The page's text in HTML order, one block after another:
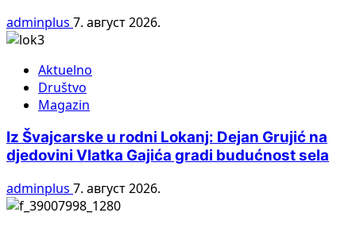
adminplus 7. август 2026.
Aktuelno
Društvo
Magazin
Iz Švajcarske u rodni Lokanj: Dejan Grujić na
djedovini Vlatka Gajića gradi budućnost sela
adminplus 7. август 2026.